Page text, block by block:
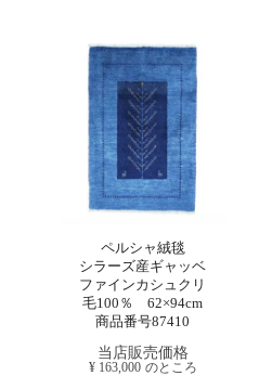
ペルシャ絨毯
シラーズ産ギャッベ
ファインカシュクリ
毛100％ 62×94cm
商品番号87410
当店販売価格
¥ 163,000 のところ